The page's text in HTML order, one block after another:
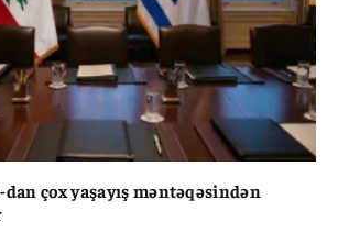
çox yaşayış məntəqəsindən